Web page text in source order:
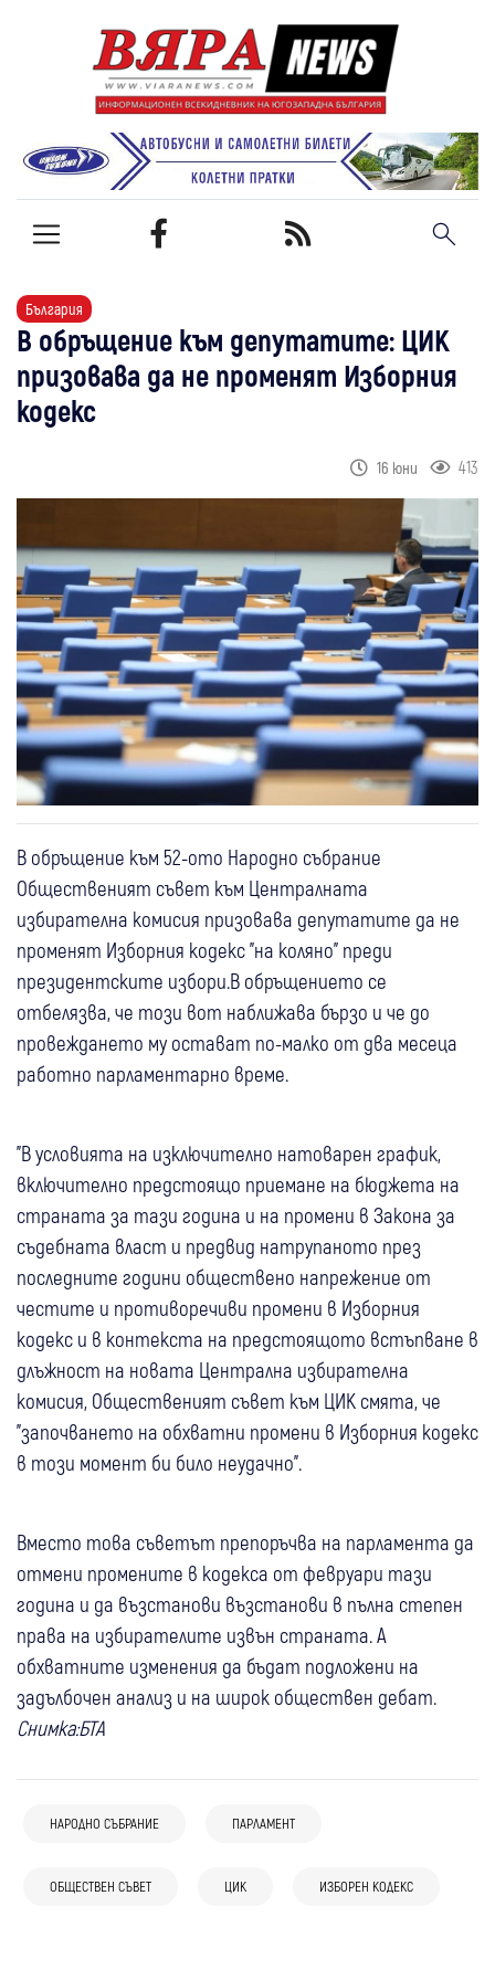
България
В обръщение към депутатите: ЦИК
призовава да не променят Изборния
кодекс
16 юни 413
В обръщение към 52-ото Народно събрание
Общественият съвет към Централната
избирателна комисия призовава депутатите да не
променят Изборния кодекс "на коляно" преди
президентските избори.В обръщението се
отбелязва, че този вот наближава бързо и че до
провеждането му остават по-малко от два месеца
работно парламентарно време.
"В условията на изключително натоварен график,
включително предстоящо приемане на бюджета на
страната за тази година и на промени в Закона за
съдебната власт и предвид натрупаното през
последните години обществено напрежение от
честите и противоречиви промени в Изборния
кодекс и в контекста на предстоящото встъпване в
длъжност на новата Централна избирателна
комисия, Общественият съвет към ЦИК смята, че
"започването на обхватни промени в Изборния кодекс
в този момент би било неудачно".
Вместо това съветът препоръчва на парламента да
отмени промените в кодекса от февруари тази
година и да възстанови възстанови в пълна степен
права на избирателите извън страната. А
обхватните изменения да бъдат подложени на
задълбочен анализ и на широк обществен дебат.
Снимка:БТА
НАРОДНО СЪБРАНИЕ ПАРЛАМЕНТ
ОБЩЕСТВЕН СЪВЕТ ЦИК ИЗБОРЕН КОДЕКС
Благоевград 05 авг
Антикорупционната комисия след жребий
България 03 авг
поръчка за кафе, чай, ядки и напитки за
България 03 авг
България Свят